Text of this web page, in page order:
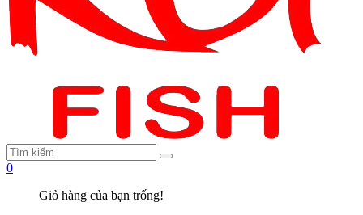
0
Giỏ hàng của bạn trống!